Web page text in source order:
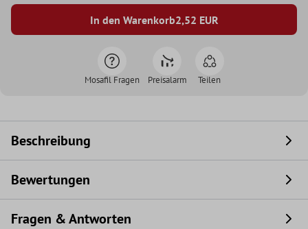
In den Warenkorb2,52 EUR
Mosafil Fragen Preisalarm Teilen
Beschreibung
Bewertungen
Fragen & Antworten